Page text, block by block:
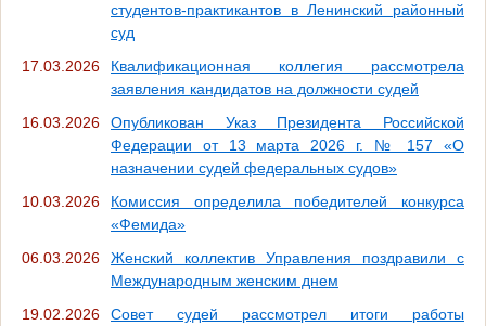
студентов-практикантов в Ленинский районный
суд
17.03.2026
Квалификационная коллегия рассмотрела
заявления кандидатов на должности судей
16.03.2026
Опубликован Указ Президента Российской
Федерации от 13 марта 2026 г. № 157 «О
назначении судей федеральных судов»
10.03.2026
Комиссия определила победителей конкурса
«Фемида»
06.03.2026
Женский коллектив Управления поздравили с
Международным женским днем
19.02.2026
Совет судей рассмотрел итоги работы